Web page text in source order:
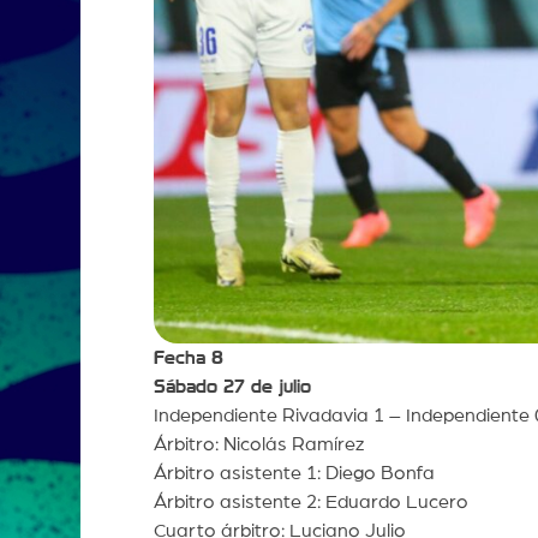
Fecha 8
Sábado 27 de julio
Independiente Rivadavia 1 – Independiente
Árbitro: Nicolás Ramírez
Árbitro asistente 1: Diego Bonfa
Árbitro asistente 2: Eduardo Lucero
Cuarto árbitro: Luciano Julio